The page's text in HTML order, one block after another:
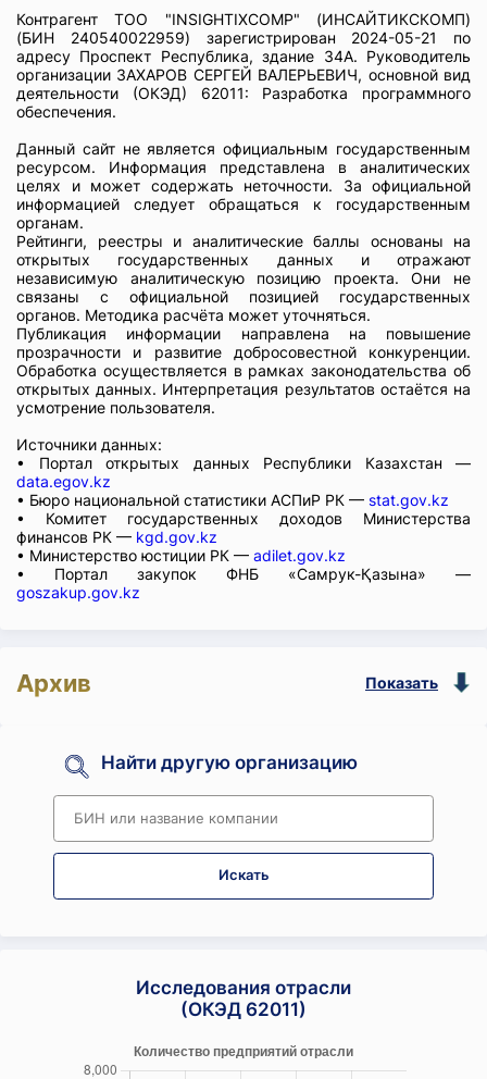
Контрагент ТОО "INSIGHTIXCOMP" (ИНСАЙТИКСКОМП)
(БИН 240540022959) зарегистрирован 2024-05-21 по
адресу Проспект Республика, здание 34А. Руководитель
организации ЗАХАРОВ СЕРГЕЙ ВАЛЕРЬЕВИЧ, основной вид
деятельности (ОКЭД) 62011: Разработка программного
обеспечения.
Данный сайт не является официальным государственным
ресурсом. Информация представлена в аналитических
целях и может содержать неточности. За официальной
информацией следует обращаться к государственным
органам.
Рейтинги, реестры и аналитические баллы основаны на
открытых государственных данных и отражают
независимую аналитическую позицию проекта. Они не
связаны с официальной позицией государственных
органов. Методика расчёта может уточняться.
Публикация информации направлена на повышение
прозрачности и развитие добросовестной конкуренции.
Обработка осуществляется в рамках законодательства об
открытых данных. Интерпретация результатов остаётся на
усмотрение пользователя.
Источники данных:
• Портал открытых данных Республики Казахстан —
data.egov.kz
• Бюро национальной статистики АСПиР РК — stat.gov.kz
• Комитет государственных доходов Министерства
финансов РК — kgd.gov.kz
• Министерство юстиции РК — adilet.gov.kz
• Портал закупок ФНБ «Самрук-Қазына» —
goszakup.gov.kz
Архив Показать
Найти другую организацию
Искать
Исследования отрасли
(ОКЭД 62011)